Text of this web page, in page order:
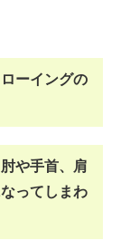
ーイングの
や手首、肩
ってしまわ